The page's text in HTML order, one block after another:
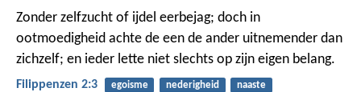
Zonder zelfzucht of ijdel eerbejag; doch in
ootmoedigheid achte de een de ander uitnemender dan
zichzelf; en ieder lette niet slechts op zijn eigen belang.
Filippenzen 2:3 egoisme nederigheid naaste